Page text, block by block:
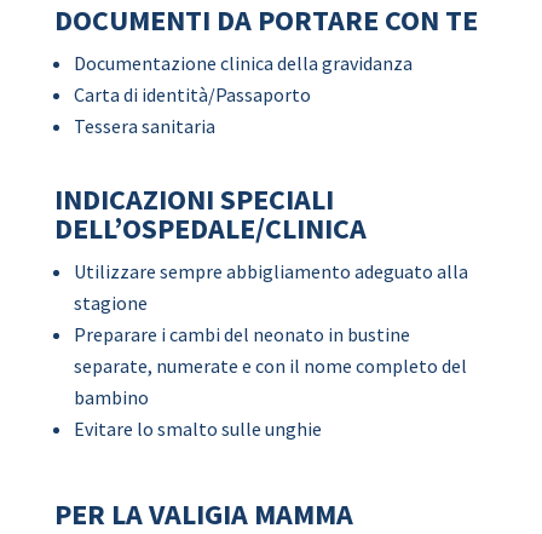
DOCUMENTI DA PORTARE CON TE
Documentazione clinica della gravidanza
Carta di identità/Passaporto
Tessera sanitaria
INDICAZIONI SPECIALI
DELL’OSPEDALE/CLINICA
Utilizzare sempre abbigliamento adeguato alla
stagione
Preparare i cambi del neonato in bustine
separate, numerate e con il nome completo del
bambino
Evitare lo smalto sulle unghie
PER LA VALIGIA MAMMA